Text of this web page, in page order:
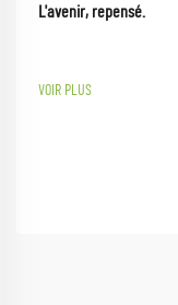
L'avenir, repensé.
VOIR PLUS